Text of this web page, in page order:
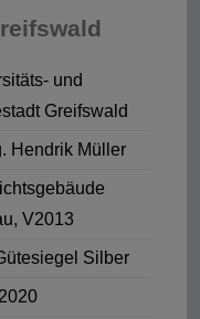
und
Greifswald
Hendrik Müller
V2013
Silber